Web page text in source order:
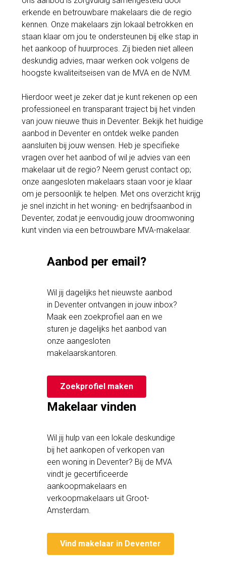
erkende en betrouwbare makelaars die de regio
kennen. Onze makelaars zijn lokaal betrokken en
staan klaar om jou te ondersteunen bij elke stap in
het aankoop of huurproces. Zij bieden niet alleen
deskundig advies, maar werken ook volgens de
hoogste kwaliteitseisen van de MVA en de NVM.
Hierdoor weet je zeker dat je kunt rekenen op een
professioneel en transparant traject bij het vinden
van jouw nieuwe thuis in Deventer. Bekijk het huidige
aanbod in Deventer en ontdek welke panden
aansluiten bij jouw wensen. Heb je specifieke
vragen over het aanbod of wil je advies van een
makelaar uit de regio? Neem gerust contact op;
onze aangesloten makelaars staan voor je klaar
om je persoonlijk te helpen. Met ons overzicht krijg
je snel inzicht in het woning- en bedrijfsaanbod in
Deventer, zodat je eenvoudig jouw droomwoning
kunt vinden via een betrouwbare MVA-makelaar.
Aanbod per email?
Wil jij dagelijks het nieuwste aanbod
in Deventer ontvangen in jouw inbox?
Maak een zoekprofiel aan en we
sturen je dagelijks het aanbod van
onze aangesloten
makelaarskantoren.
Zoekprofiel maken
Makelaar vinden
Wil jij hulp van een lokale deskundige
bij het aankopen of verkopen van
een woning in Deventer? Bij de MVA
vindt je gecertificeerde
aankoopmakelaars en
verkoopmakelaars uit Groot-
Amsterdam.
Vind makelaar in Deventer